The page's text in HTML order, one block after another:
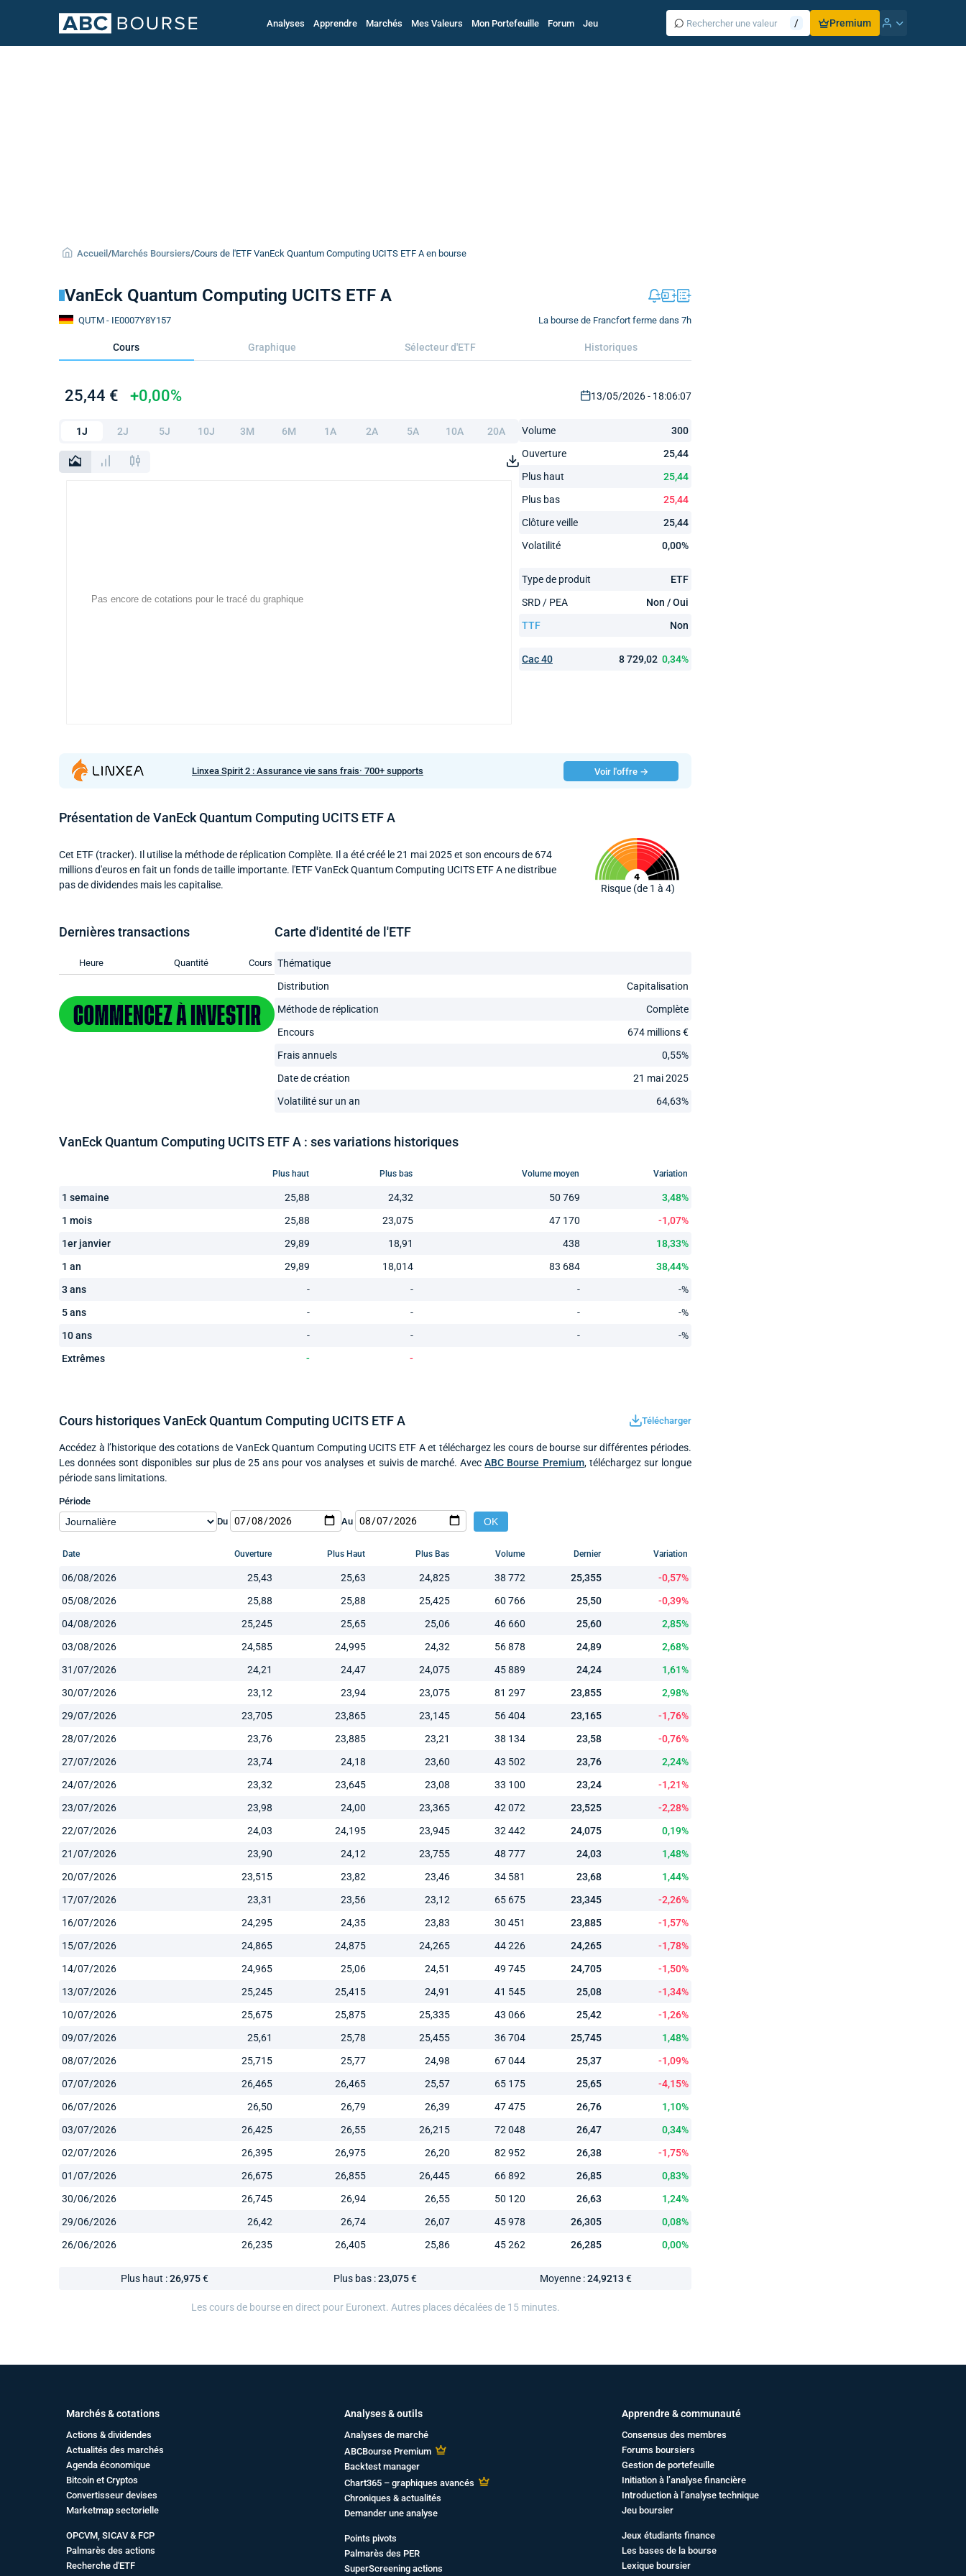
Analyses Apprendre Marchés Mes Valeurs Mon Portefeuille Forum Jeu ⌕ / Premium
Accueil /Marchés Boursiers/Cours de l'ETF VanEck Quantum Computing UCITS ETF A en bourse
VanEck Quantum Computing UCITS ETF A
La bourse de Francfort ferme dans 7h
QUTM - IE0007Y8Y157
Cours Graphique Sélecteur d'ETF Historiques
25,44 € +0,00% 13/05/2026 - 18:06:07
1J 2J 5J 10J 3M 6M 1A 2A 5A 10A 20A Volume
300
Ouverture
25,44
Plus haut
25,44
Plus bas
25,44
Clôture veille
25,44
Volatilité
0,00%
Type de produit
ETF
SRD / PEA
Non / Oui
TTF
Non
Cac 40 8 729,02 0,34%
Linxea Spirit 2 : Assurance vie sans frais· 700+ supports Voir l'offre →
Présentation de VanEck Quantum Computing UCITS ETF A
Risque (de 1 à 4)
Cet ETF (tracker). Il utilise la méthode de réplication Complète. Il a été créé le 21 mai 2025 et son encours de 674
millions d'euros en fait un fonds de taille importante. l'ETF VanEck Quantum Computing UCITS ETF A ne distribue
pas de dividendes mais les capitalise.
Dernières transactions
Heure Quantité Cours
Carte d'identité de l'ETF
Thématique
Distribution
Capitalisation
Méthode de réplication
Complète
Encours
674 millions €
Frais annuels
0,55%
Date de création
21 mai 2025
Volatilité sur un an
64,63%
VanEck Quantum Computing UCITS ETF A : ses variations historiques
Plus haut Plus bas Volume moyen Variation
1 semaine 25,88 24,32 50 769
3,48%
1 mois
25,88 23,075 47 170
-1,07%
1er janvier
29,89 18,91 438
18,33%
1 an
29,89 18,014 83 684
38,44%
3 ans
- - -
-%
5 ans
- - -
-%
10 ans
- - -
-%
Extrêmes
- -
Cours historiques VanEck Quantum Computing UCITS ETF A Télécharger
Accédez à l’historique des cotations de VanEck Quantum Computing UCITS ETF A et téléchargez les cours de bourse sur différentes périodes.
Les données sont disponibles sur plus de 25 ans pour vos analyses et suivis de marché. AvecABC Bourse Premium, téléchargez sur longue
période sans limitations.
Période
Du
Au
Date Ouverture Plus Haut Plus Bas Volume Dernier Variation
06/08/2026 25,43 25,63 24,825 38 772 25,355
-0,57%
05/08/2026
25,88 25,88 25,425 60 766 25,50
-0,39%
04/08/2026
25,245 25,65 25,06 46 660 25,60
2,85%
03/08/2026
24,585 24,995 24,32 56 878 24,89
2,68%
31/07/2026
24,21 24,47 24,075 45 889 24,24
1,61%
30/07/2026
23,12 23,94 23,075 81 297 23,855
2,98%
29/07/2026
23,705 23,865 23,145 56 404 23,165
-1,76%
28/07/2026
23,76 23,885 23,21 38 134 23,58
-0,76%
27/07/2026
23,74 24,18 23,60 43 502 23,76
2,24%
24/07/2026
23,32 23,645 23,08 33 100 23,24
-1,21%
23/07/2026
23,98 24,00 23,365 42 072 23,525
-2,28%
22/07/2026
24,03 24,195 23,945 32 442 24,075
0,19%
21/07/2026
23,90 24,12 23,755 48 777 24,03
1,48%
20/07/2026
23,515 23,82 23,46 34 581 23,68
1,44%
17/07/2026
23,31 23,56 23,12 65 675 23,345
-2,26%
16/07/2026
24,295 24,35 23,83 30 451 23,885
-1,57%
15/07/2026
24,865 24,875 24,265 44 226 24,265
-1,78%
14/07/2026
24,965 25,06 24,51 49 745 24,705
-1,50%
13/07/2026
25,245 25,415 24,91 41 545 25,08
-1,34%
10/07/2026
25,675 25,875 25,335 43 066 25,42
-1,26%
09/07/2026
25,61 25,78 25,455 36 704 25,745
1,48%
08/07/2026
25,715 25,77 24,98 67 044 25,37
-1,09%
07/07/2026
26,465 26,465 25,57 65 175 25,65
-4,15%
06/07/2026
26,50 26,79 26,39 47 475 26,76
1,10%
03/07/2026
26,425 26,55 26,215 72 048 26,47
0,34%
02/07/2026
26,395 26,975 26,20 82 952 26,38
-1,75%
01/07/2026
26,675 26,855 26,445 66 892 26,85
0,83%
30/06/2026
26,745 26,94 26,55 50 120 26,63
1,24%
29/06/2026
26,42 26,74 26,07 45 978 26,305
0,08%
26/06/2026
26,235 26,405 25,86 45 262 26,285 0,00%
Plus haut :26,975€ Plus bas :23,075€ Moyenne :24,9213€
Les cours de bourse en direct pour Euronext. Autres places décalées de 15 minutes.
Marchés & cotations
Actions & dividendes
Actualités des marchés
Agenda économique
Bitcoin et Cryptos
Convertisseur devises
Marketmap sectorielle
OPCVM, SICAV & FCP
Palmarès des actions
Recherche d'ETF
Analyses & outils
Analyses de marché
ABCBourse Premium
Backtest manager
Chart365 – graphiques avancés
Chroniques & actualités
Demander une analyse
Points pivots
Palmarès des PER
SuperScreening actions
Apprendre & communauté
Consensus des membres
Forums boursiers
Gestion de portefeuille
Initiation à l’analyse financière
Introduction à l’analyse technique
Jeu boursier
Jeux étudiants finance
Les bases de la bourse
Lexique boursier